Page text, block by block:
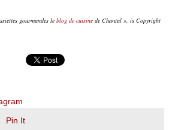
gourmandes le blog de cuisinede Chantal », is Copyright
Pin It